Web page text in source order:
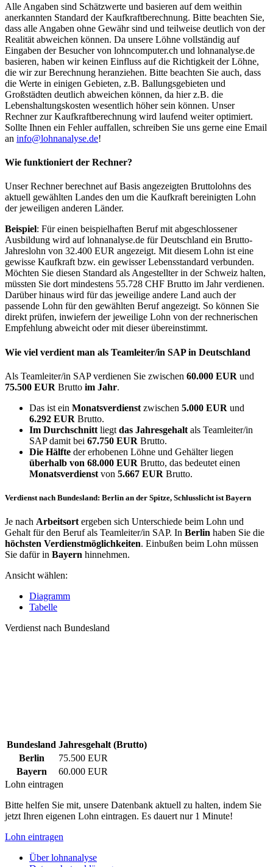
Alle Angaben sind Schätzwerte und basieren auf dem weithin
anerkannten Standard der Kaufkraftberechnung. Bitte beachten Sie,
dass alle Angaben ohne Gewähr sind und teilweise deutlich von der
Realität abweichen können. Da unsere Löhne vollständig auf
Eingaben der Besucher von lohncomputer.ch und lohnanalyse.de
basieren, haben wir keinen Einfluss auf die Richtigkeit der Löhne,
die wir zur Berechnung heranziehen. Bitte beachten Sie auch, dass
die Werte in einigen Gebieten, z.B. Ballungsgebieten und
Großstädten deutlich abweichen können, da hier z.B. die
Lebenshaltungskosten wesentlich höher sein können. Unser
Rechner zur Kaufkraftberechnung wird laufend weiter optimiert.
Sollte Ihnen ein Fehler auffallen, schreiben Sie uns gerne eine Email
an info@lohnanalyse.de!
Wie funktioniert der Rechner?
Unser Rechner berechnet auf Basis angezeigten Bruttolohns des
aktuell gewählten Landes den um die Kaufkraft bereinigten Lohn
der jeweiligen anderen Länder.
Beispiel: Für einen beispielhaften Beruf mit abgeschlossener
Ausbildung wird auf lohnanalyse.de für Deutschland ein Brutto-
Jahreslohn von 32.400 EUR angezeigt. Mit diesem Lohn ist eine
gewisse Kaufkraft bzw. ein gewisser Lebensstandard verbunden.
Möchten Sie diesen Standard als Angestellter in der Schweiz halten,
müssten Sie dort mindestens 55.728 CHF Brutto im Jahr verdienen.
Darüber hinaus wird für das jeweilige andere Land auch der
passende Lohn für den gewählten Beruf angezeigt. So können Sie
direkt prüfen, inwiefern der jeweilige Lohn von der rechnerischen
Empfehlung abweicht oder mit dieser übereinstimmt.
Wie viel verdient man als Teamleiter/in SAP in Deutschland
Als Teamleiter/in SAP verdienen Sie zwischen 60.000 EUR und
75.500 EUR Brutto im Jahr.
Das ist ein Monatsverdienst zwischen 5.000 EUR und
6.292 EUR Brutto.
Im Durchschnitt liegt das Jahresgehalt als Teamleiter/in
SAP damit bei 67.750 EUR Brutto.
Die Hälfte der erhobenen Löhne und Gehälter liegen
überhalb von 68.000 EUR Brutto, das bedeutet einen
Monatsverdienst von 5.667 EUR Brutto.
Verdienst nach Bundesland: Berlin an der Spitze, Schlusslicht ist Bayern
Je nach Arbeitsort ergeben sich Unterschiede beim Lohn und
Gehalt für den Beruf als Teamleiter/in SAP. In Berlin haben Sie die
höchsten Verdienstmöglichkeiten. Einbußen beim Lohn müssen
Sie dafür in Bayern hinnehmen.
Ansicht wählen:
Diagramm
Tabelle
Verdienst nach Bundesland
Bundesland Jahresgehalt (Brutto)
Berlin
75.500 EUR
Bayern
60.000 EUR
Lohn eintragen
Bitte helfen Sie mit, unsere Datenbank aktuell zu halten, indem Sie
jetzt Ihren eigenen Lohn eintragen. Es dauert nur 1 Minute!
Lohn eintragen
Über lohnanalyse